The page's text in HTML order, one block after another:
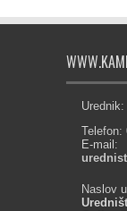
Urednik:
Telefon:
E-mail:
Naslov